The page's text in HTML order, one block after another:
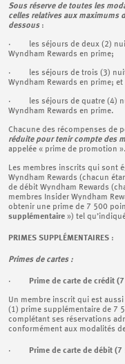
Sous réserve de toutes les
celles relatives aux maximums
dessous:
· les séjours de deux (2)
Wyndham Rewards en prime;
· les séjours de trois (3)
Wyndham Rewards en prime; et
· les séjours de quatre (4)
Wyndham Rewards en prime.
Chacune des récompenses de
réduite pour tenir compte des
appelée « prime de promotion ».
Les membres inscrits qui sont
Wyndham Rewards (chacun
de débit Wyndham Rewards
membres Insider Wyndham
obtenir une prime de 7 500
supplémentaire ») tel
PRIMES SUPPLÉMENTAIRES :
Primes de cartes :
· Prime de carte de crédit
Un membre inscrit qui est
(1) prime supplémentaire de 7
complétant ses réservations
conformément aux modalités
· Prime de carte de débit